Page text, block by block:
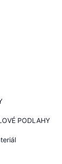
PODLAHY